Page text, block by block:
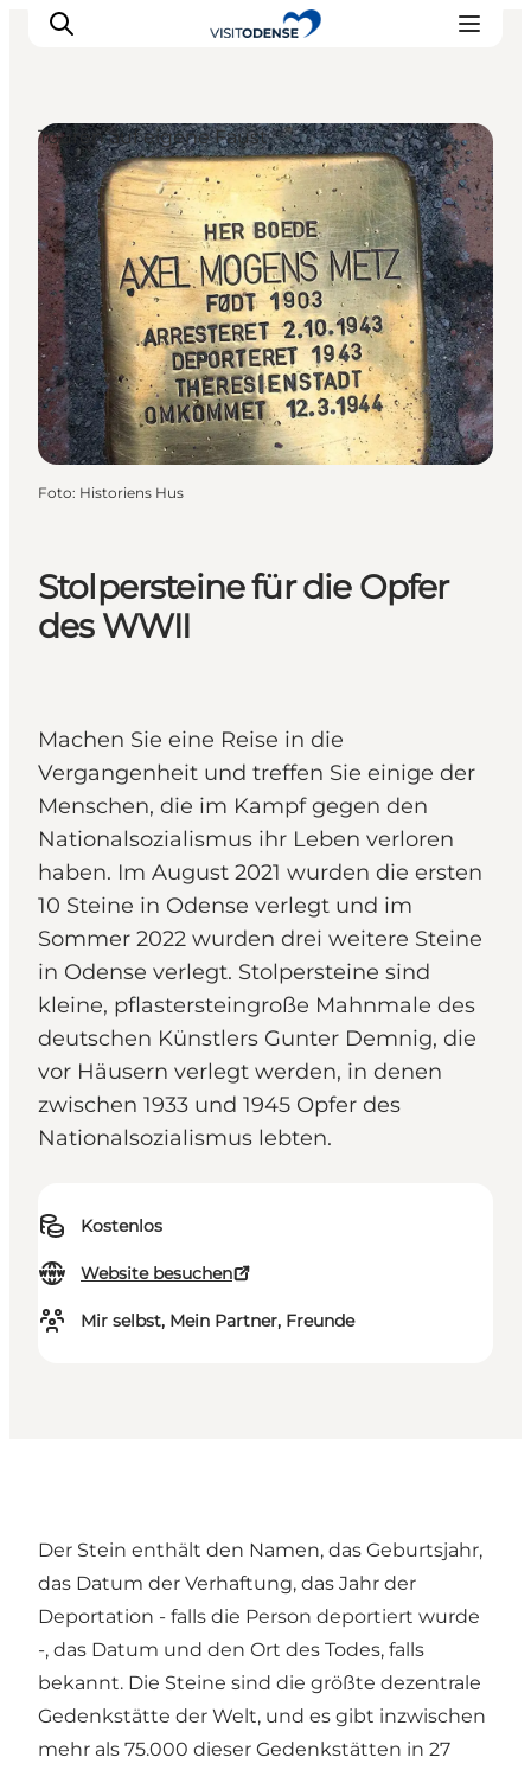
Odense erleben
Veranstaltungen
Reiseplanung
Inspiration
Stolpersteine für die Opfer
des WWII
Machen Sie eine Reise in die
Vergangenheit und treffen Sie einige der
Menschen, die im Kampf gegen den
Nationalsozialismus ihr Leben verloren
haben. Im August 2021 wurden die ersten
10 Steine in Odense verlegt und im
Sommer 2022 wurden drei weitere Steine
in Odense verlegt. Stolpersteine sind
kleine, pflastersteingroße Mahnmale des
deutschen Künstlers Gunter Demnig, die
vor Häusern verlegt werden, in denen
zwischen 1933 und 1945 Opfer des
Nationalsozialismus lebten.
Kostenlos
Website besuchen
Mir selbst, Mein Partner, Freunde
Touren auf eigene Faust
Foto: Historiens Hus
Der Stein enthält den Namen, das Geburtsjahr,
das Datum der Verhaftung, das Jahr der
Deportation - falls die Person deportiert wurde
-, das Datum und den Ort des Todes, falls
bekannt. Die Steine sind die größte dezentrale
Gedenkstätte der Welt, und es gibt inzwischen
mehr als 75.000 dieser Gedenkstätten in 27